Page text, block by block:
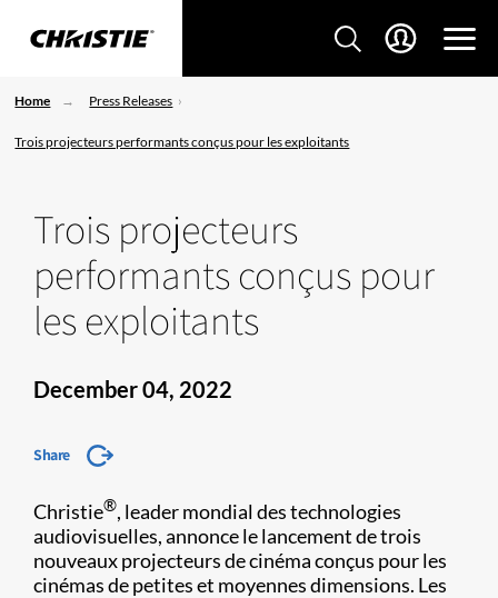
Home Press Releases
Trois projecteurs performants conçus pour les exploitants
Trois projecteurs
performants conçus pour
les exploitants
December 04, 2022
Share
Christie®, leader mondial des technologies
audiovisuelles, annonce le lancement de trois
nouveaux projecteurs de cinéma conçus pour les
cinémas de petites et moyennes dimensions. Les